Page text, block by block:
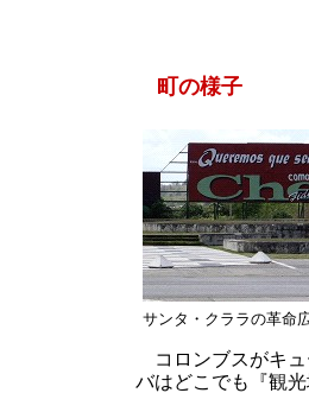
町の様子
サンタ・クララの革命
コロンブスがキュ
バはどこでも『観